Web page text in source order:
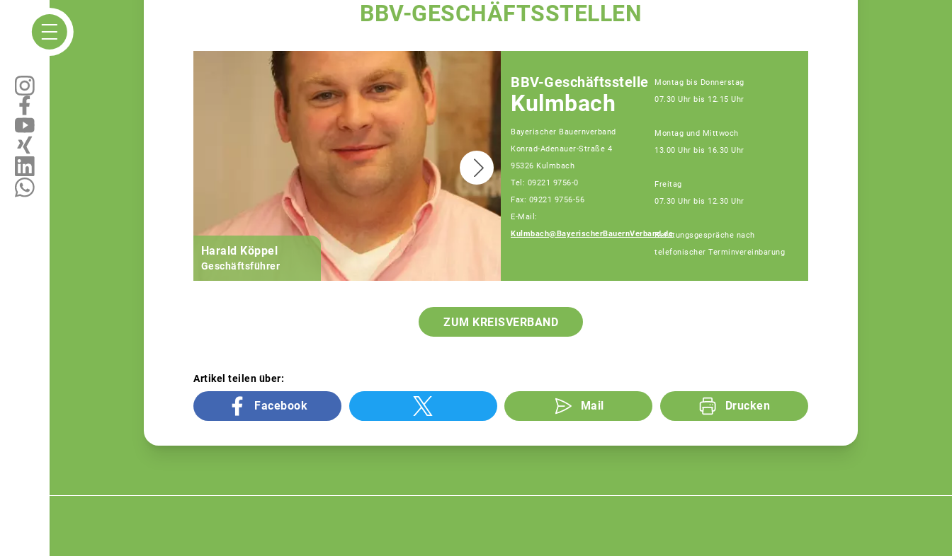
BBV-GESCHÄFTSSTELLEN
Harald Köppel
Geschäftsführer
BBV-Geschäftsstelle
Kulmbach
Bayerischer Bauernverband
Konrad-Adenauer-Straße 4
95326 Kulmbach
Tel: 09221 9756-0
Fax: 09221 9756-56
E-Mail:
Kulmbach@BayerischerBauernVerband.de
Montag bis Donnerstag
07.30 Uhr bis 12.15 Uhr
Montag und Mittwoch
13.00 Uhr bis 16.30 Uhr
Freitag
07.30 Uhr bis 12.30 Uhr
Beratungsgespräche nach
telefonischer Terminvereinbarung
ZUM KREISVERBAND
Artikel teilen über:
Facebook Mail Drucken